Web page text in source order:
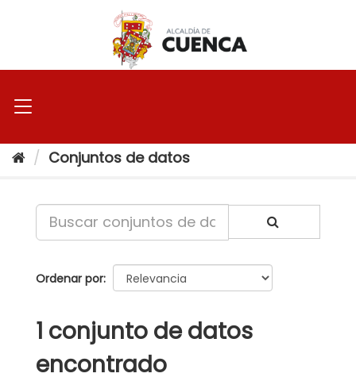
Conjuntos de datos
Ordenar por
1 conjunto de datos
encontrado